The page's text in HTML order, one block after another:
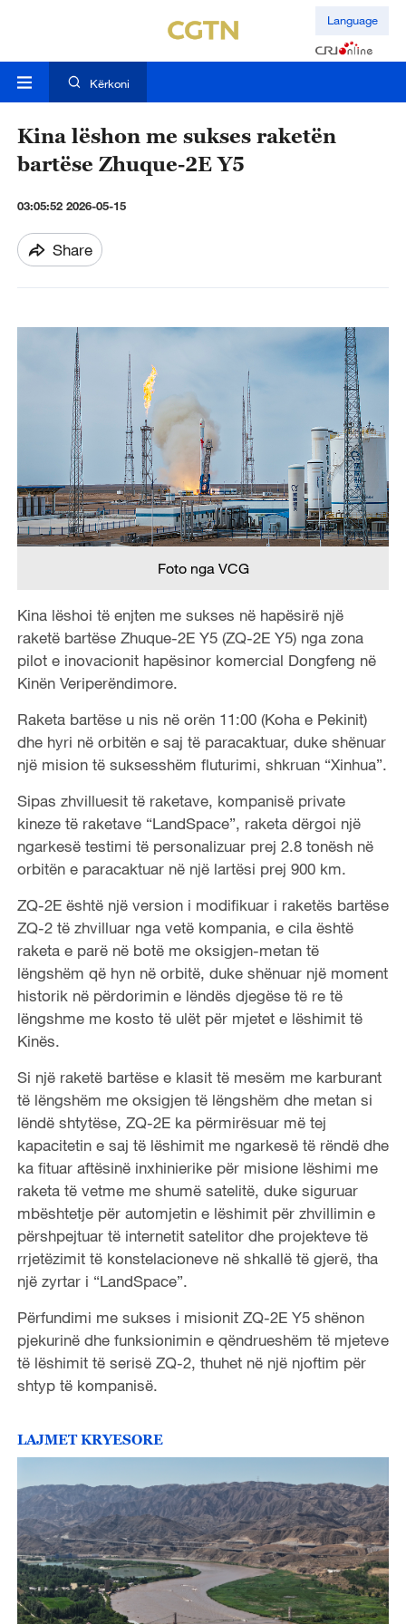
Language
Kërkoni
Kina lëshon me sukses raketën
bartëse Zhuque-2E Y5
03:05:52 2026-05-15
Share
Foto nga VCG
Kina lëshoi të enjten ​​me sukses në hapësirë ​​një
raketë bartëse Zhuque-2E Y5 (ZQ-2E Y5) nga zona
pilot e inovacionit hapësinor komercial Dongfeng në
Kinën Veriperëndimore.
Raketa bartëse u nis në orën 11:00 (Koha e Pekinit)
dhe hyri në orbitën e saj të paracaktuar, duke shënuar
një mision të suksesshëm fluturimi, shkruan “Xinhua”.
Sipas zhvilluesit të raketave, kompanisë private
kineze të raketave “LandSpace”, raketa dërgoi një
ngarkesë testimi të personalizuar prej 2.8 tonësh në
orbitën e paracaktuar në një lartësi prej 900 km.
ZQ-2E është një version i modifikuar i raketës bartëse
ZQ-2 të zhvilluar nga vetë kompania, e cila është
raketa e parë në botë me oksigjen-metan të
lëngshëm që hyn në orbitë, duke shënuar një moment
historik në përdorimin e lëndës djegëse të re të
lëngshme me kosto të ulët për mjetet e lëshimit të
Kinës.
Si një raketë bartëse e klasit të mesëm me karburant
të lëngshëm me oksigjen të lëngshëm dhe metan si
lëndë shtytëse, ZQ-2E ka përmirësuar më tej
kapacitetin e saj të lëshimit me ngarkesë të rëndë dhe
ka fituar aftësinë inxhinierike për misione lëshimi me
raketa të vetme me shumë satelitë, duke siguruar
mbështetje për automjetin e lëshimit për zhvillimin e
përshpejtuar të internetit satelitor dhe projekteve të
rrjetëzimit të konstelacioneve në shkallë të gjerë, tha
një zyrtar i “LandSpace”.
Përfundimi me sukses i misionit ZQ-2E Y5 shënon
pjekurinë dhe funksionimin e qëndrueshëm të mjeteve
të lëshimit të serisë ZQ-2, thuhet në një njoftim për
shtyp të kompanisë.
LAJMET KRYESORE